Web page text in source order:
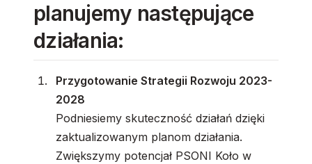
planujemy następujące
działania:
Przygotowanie Strategii Rozwoju 2023-
2028
Podniesiemy skuteczność działań dzięki
zaktualizowanym planom działania.
Zwiększymy potencjał PSONI Koło w